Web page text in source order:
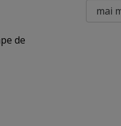
de
mai